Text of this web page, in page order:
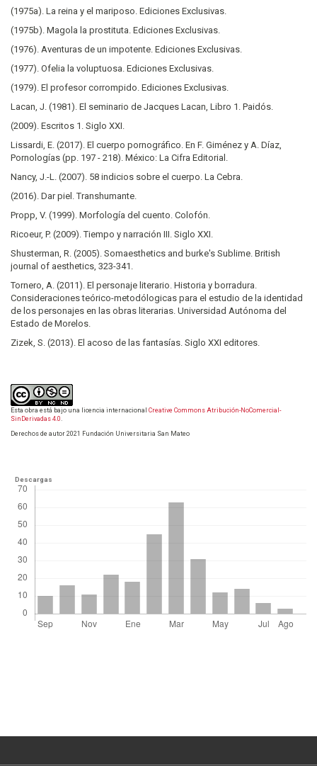
(1975a). La reina y el mariposo. Ediciones Exclusivas.
(1975b). Magola la prostituta. Ediciones Exclusivas.
(1976). Aventuras de un impotente. Ediciones Exclusivas.
(1977). Ofelia la voluptuosa. Ediciones Exclusivas.
(1979). El profesor corrompido. Ediciones Exclusivas.
Lacan, J. (1981). El seminario de Jacques Lacan, Libro 1. Paidós.
(2009). Escritos 1. Siglo XXI.
Lissardi, E. (2017). El cuerpo pornográfico. En F. Giménez y A. Díaz,
Pornologías (pp. 197 - 218). México: La Cifra Editorial.
Nancy, J.-L. (2007). 58 indicios sobre el cuerpo. La Cebra.
(2016). Dar piel. Transhumante.
Propp, V. (1999). Morfología del cuento. Colofón.
Ricoeur, P. (2009). Tiempo y narración III. Siglo XXI.
Shusterman, R. (2005). Somaesthetics and burke's Sublime. British
journal of aesthetics, 323-341.
Tornero, A. (2011). El personaje literario. Historia y borradura.
Consideraciones teórico-metodólogicas para el estudio de la identidad
de los personajes en las obras literarias. Universidad Autónoma del
Estado de Morelos.
Zizek, S. (2013). El acoso de las fantasías. Siglo XXI editores.
Esta obra está bajo una licencia internacional Creative Commons Atribución-NoComercial-
SinDerivadas 4.0.
Derechos de autor 2021 Fundación Universitaria San Mateo
Descargas